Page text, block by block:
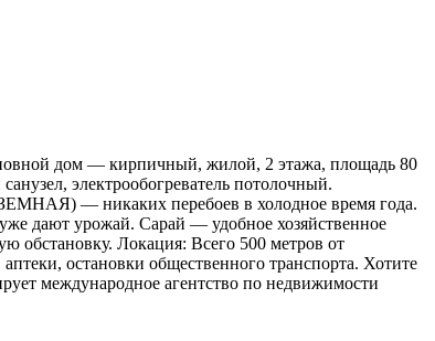
дом — кирпичный, жилой, 2 этажа, площадь 80
электрообогреватель потолочный.
— никаких перебоев в холодное время года.
дают урожай. Сарай — удобное хозяйственное
обстановку. Локация: Всего 500 метров от
остановки общественного транспорта. Хотите
международное агентство по недвижимости